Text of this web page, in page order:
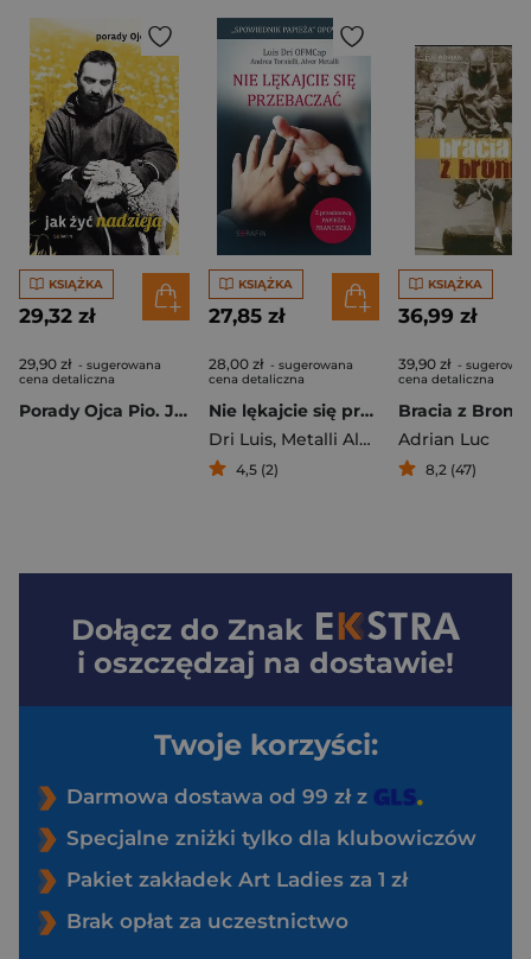
KSIĄŻKA
29,32 zł
29,90 zł - sugerowana
cena detaliczna
Porady Ojca Pio. Jak żyć nadzieją
KSIĄŻKA
27,85 zł
28,00 zł - sugerowana
cena detaliczna
Nie lękajcie się przebaczać.
Dri Luis, Metalli Alver
4,5 (2)
KSIĄŻKA
36,99 zł
39,90 zł -
cena detaliczna
Bracia z
Adrian Luc
8,2 (47)
Dołącz do Znak
i oszczędzaj na dostawie!
Twoje korzyści:
Darmowa dostawa od 99 zł z
Specjalne zniżki tylko dla klubowiczów
Pakiet zakładek Art Ladies za 1 zł
Brak opłat za uczestnictwo